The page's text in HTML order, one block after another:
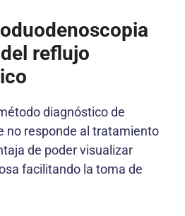
reflujo
diagnóstico de
no responde al tratamiento
de poder visualizar
facilitando la toma de